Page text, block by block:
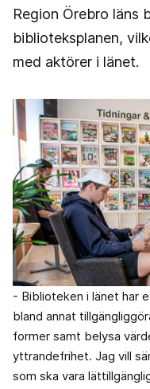
Region Örebro läns
biblioteksplanen,
med aktörer i länet.
- Biblioteken i länet har
bland annat
former samt belysa
yttrandefrihet. Jag vill
som ska vara